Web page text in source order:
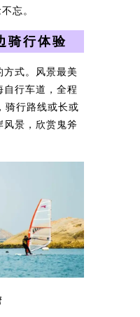
忘。
骑行体验
式。风景最美
自行车道，全程
骑行路线或长或
景，欣赏鬼斧